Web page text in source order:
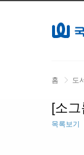
홈 도
[소
목록보기